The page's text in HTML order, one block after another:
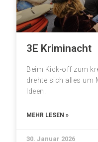
3E Kriminacht
Beim Kick-off zum
drehte sich alles um
Ideen.
MEHR LESEN »
30. Januar 2026